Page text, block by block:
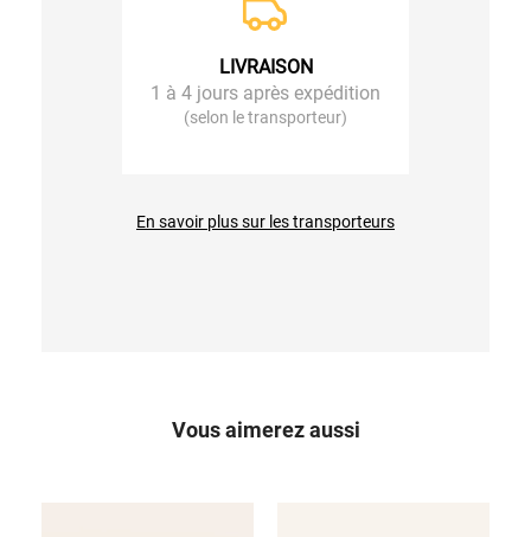
LIVRAISON
1 à 4 jours après expédition
(selon le transporteur)
En savoir plus sur les transporteurs
Vous aimerez aussi